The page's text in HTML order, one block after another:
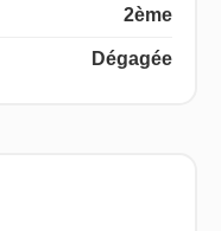
2ème
Dégagée